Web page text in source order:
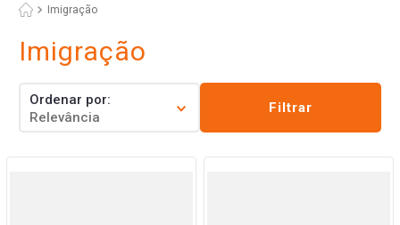
Imigração
Imigração
Ordenar por
Relevância
Filtrar